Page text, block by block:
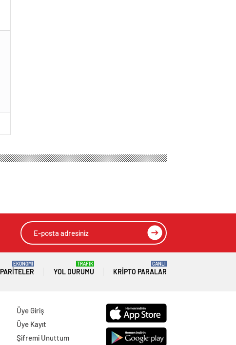
PARITELER
EKONOMİ
YOL DURUMU
TRAFİK
KRIPTO PARALAR
CANLI
Üye Giriş
Üye Kayıt
Şifremi Unuttum